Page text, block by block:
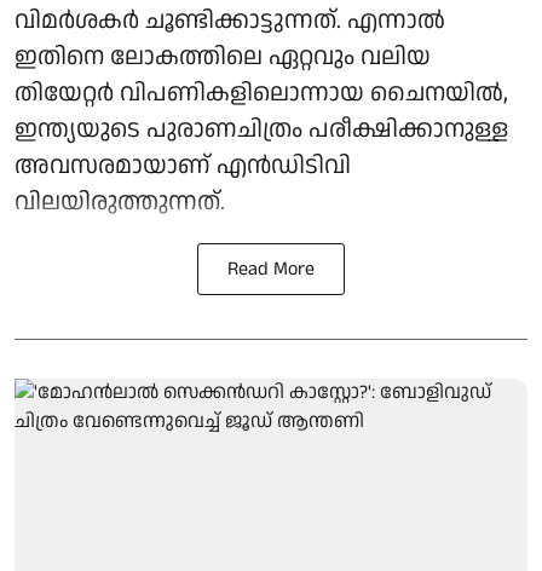
വിമർശകർ ചൂണ്ടിക്കാട്ടുന്നത്. എന്നാൽ
ഇതിനെ ലോകത്തിലെ ഏറ്റവും വലിയ
തിയേറ്റർ വിപണികളിലൊന്നായ ചൈനയിൽ,
ഇന്ത്യയുടെ പുരാണചിത്രം പരീക്ഷിക്കാനുള്ള
അവസരമായാണ് എൻഡിടിവി
വിലയിരുത്തുന്നത്.
Read More